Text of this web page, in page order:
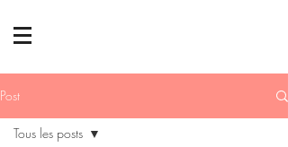
Post
Tous les posts